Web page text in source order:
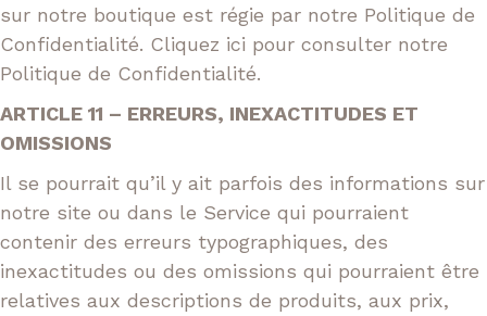
sur notre boutique est régie par notre Politique de
Confidentialité. Cliquez ici pour consulter notre
Politique de Confidentialité.
ARTICLE 11 – ERREURS, INEXACTITUDES ET
OMISSIONS
Il se pourrait qu’il y ait parfois des informations sur
notre site ou dans le Service qui pourraient
contenir des erreurs typographiques, des
inexactitudes ou des omissions qui pourraient être
relatives aux descriptions de produits, aux prix,